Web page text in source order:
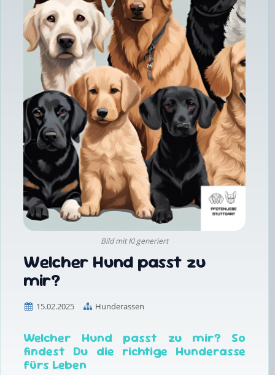
Bild mit KI generiert
Welcher Hund passt zu
mir?
15.02.2025 Hunderassen
Welcher Hund passt zu mir? So
findest Du die richtige Hunderasse
fürs Leben